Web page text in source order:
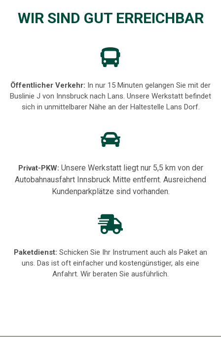
WIR SIND GUT ERREICHBAR
Öffentlicher Verkehr: In nur 15 Minuten gelangen Sie mit der
Buslinie J von Innsbruck nach Lans. Unsere Werkstatt befindet
sich in unmittelbarer Nähe an der Haltestelle Lans Dorf.
Privat-PKW: Unsere Werkstatt liegt nur 5,5 km von der
Autobahnausfahrt Innsbruck Mitte entfernt. Ausreichend
Kundenparkplätze sind vorhanden.
Paketdienst: Schicken Sie Ihr Instrument auch als Paket an
uns. Das ist oft einfacher und kostengünstiger, als eine
Anfahrt. Wir beraten Sie ausführlich.